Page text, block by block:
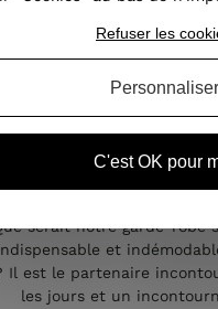
coupe
serait notre garde-robe
et
Il est le partenaire
les jours et un
C'est OK pour
Refuser les
Personnaliser